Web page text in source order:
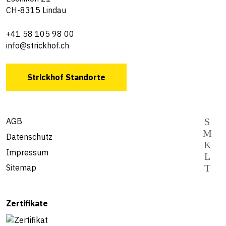
CH-8315 Lindau
+41 58 105 98 00
info@strickhof.ch
Strickhof Standorte
AGB
Datenschutz
Impressum
Sitemap
Zertifikate